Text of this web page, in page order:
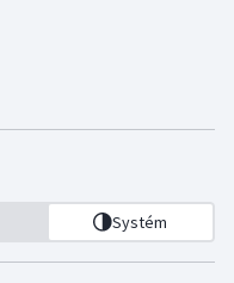
Systém